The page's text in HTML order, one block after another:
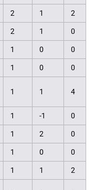
2 1 2
2 1 0
1 0 0
1 0 0
1 1 4
1 -1 0
1 2 0
1 0 0
1 1 2